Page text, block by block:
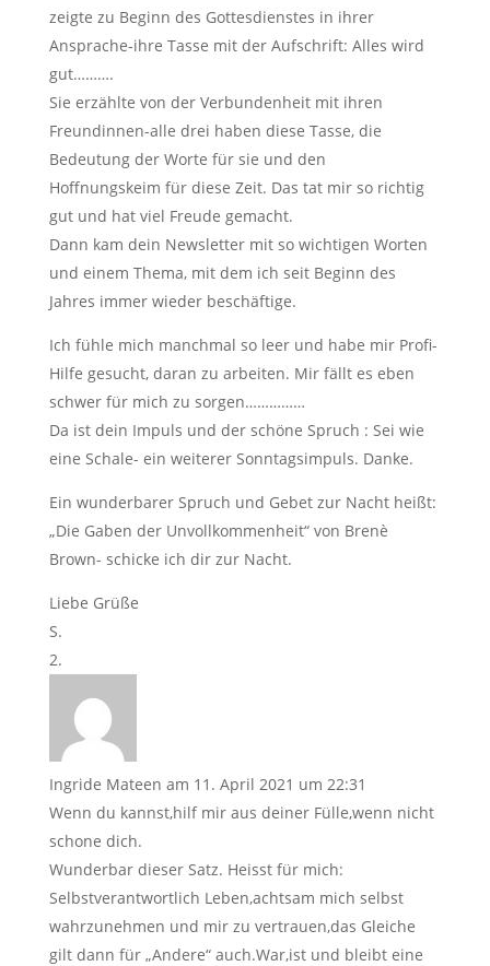
zeigte zu Beginn des Gottesdienstes in ihrer
Ansprache-ihre Tasse mit der Aufschrift: Alles wird
gut……….
Sie erzählte von der Verbundenheit mit ihren
Freundinnen-alle drei haben diese Tasse, die
Bedeutung der Worte für sie und den
Hoffnungskeim für diese Zeit. Das tat mir so richtig
gut und hat viel Freude gemacht.
Dann kam dein Newsletter mit so wichtigen Worten
und einem Thema, mit dem ich seit Beginn des
Jahres immer wieder beschäftige.
Ich fühle mich manchmal so leer und habe mir Profi-
Hilfe gesucht, daran zu arbeiten. Mir fällt es eben
schwer für mich zu sorgen……………
Da ist dein Impuls und der schöne Spruch : Sei wie
eine Schale- ein weiterer Sonntagsimpuls. Danke.
Ein wunderbarer Spruch und Gebet zur Nacht heißt:
„Die Gaben der Unvollkommenheit“ von Brenè
Brown- schicke ich dir zur Nacht.
Liebe Grüße
S.
Ingride Mateen am 11. April 2021 um 22:31
Wenn du kannst,hilf mir aus deiner Fülle,wenn nicht
schone dich.
Wunderbar dieser Satz. Heisst für mich:
Selbstverantwortlich Leben,achtsam mich selbst
wahrzunehmen und mir zu vertrauen,das Gleiche
gilt dann für „Andere“ auch.War,ist und bleibt eine